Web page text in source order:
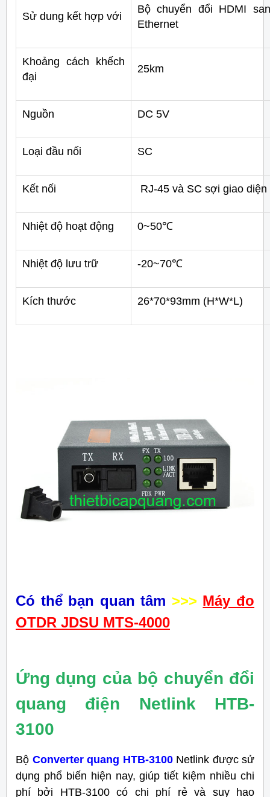
Sử dung kết hợp với
Bộ chuyển đổi HDMI
Ethernet
Khoảng cách khếch
đại
25km
Nguồn DC 5V
Loại đầu nối SC
Kết nối RJ-45 và SC sợi giao diện
Nhiệt độ hoạt động 0~50℃
Nhiệt độ lưu trữ -20~70℃
Kích thước 26*70*93mm (H*W*L)
Có thể bạn quan tâm >>> Máy đo
OTDR JDSU MTS-4000
Ứng dụng của bộ chuyển đổi
quang điện Netlink HTB-
3100
Bộ Converter quang HTB-3100Netlink được sử
dụng phổ biến hiện nay, giúp tiết kiệm nhiều chi
phí bởi HTB-3100 có chi phí rẻ và suy hao